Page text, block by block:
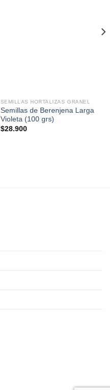
SEMILLAS HORTALIZAS GRANEL
Semillas de Berenjena Larga
Violeta (100 grs)
$28.900